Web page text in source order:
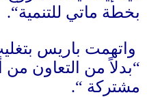
بخطة ماتي للتنمية“.
واتهمت باريس
“بدلاً من التعاون من
مشتركة “.